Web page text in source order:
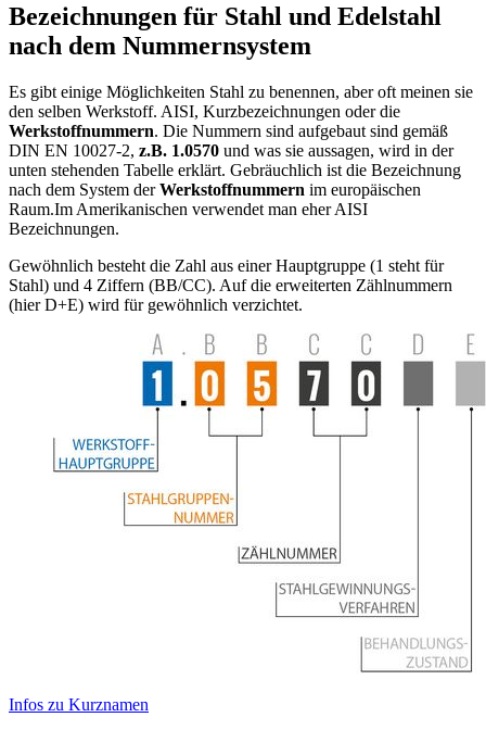
Bezeichnungen für Stahl und Edelstahl
nach dem Nummernsystem
Es gibt einige Möglichkeiten Stahl zu benennen, aber oft meinen sie
den selben Werkstoff. AISI, Kurzbezeichnungen oder die
Werkstoffnummern. Die Nummern sind aufgebaut sind gemäß
DIN EN 10027-2, z.B. 1.0570 und was sie aussagen, wird in der
unten stehenden Tabelle erklärt. Gebräuchlich ist die Bezeichnung
nach dem System derWerkstoffnummern im europäischen
Raum.Im Amerikanischen verwendet man eher AISI
Bezeichnungen.
Gewöhnlich besteht die Zahl aus einer Hauptgruppe (1 steht für
Stahl) und 4 Ziffern (BB/CC). Auf die erweiterten Zählnummern
(hier D+E) wird für gewöhnlich verzichtet.
Infos zu Kurznamen